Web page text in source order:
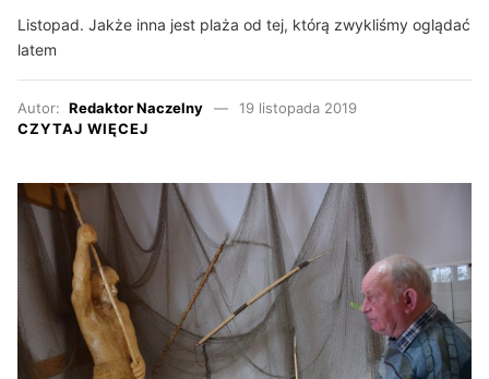
Listopad. Jakże inna jest plaża od tej, którą zwykliśmy oglądać
latem
Autor: Redaktor Naczelny
19 listopada 2019
CZYTAJ WIĘCEJ